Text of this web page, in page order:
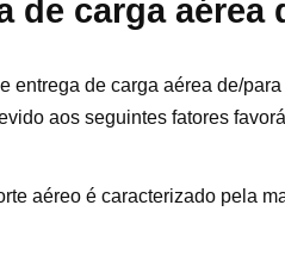
de carga aérea
entrega de carga aérea de/
aos seguintes fatores
aéreo é caracterizado pela